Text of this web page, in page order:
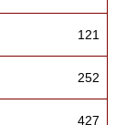
121
252
427